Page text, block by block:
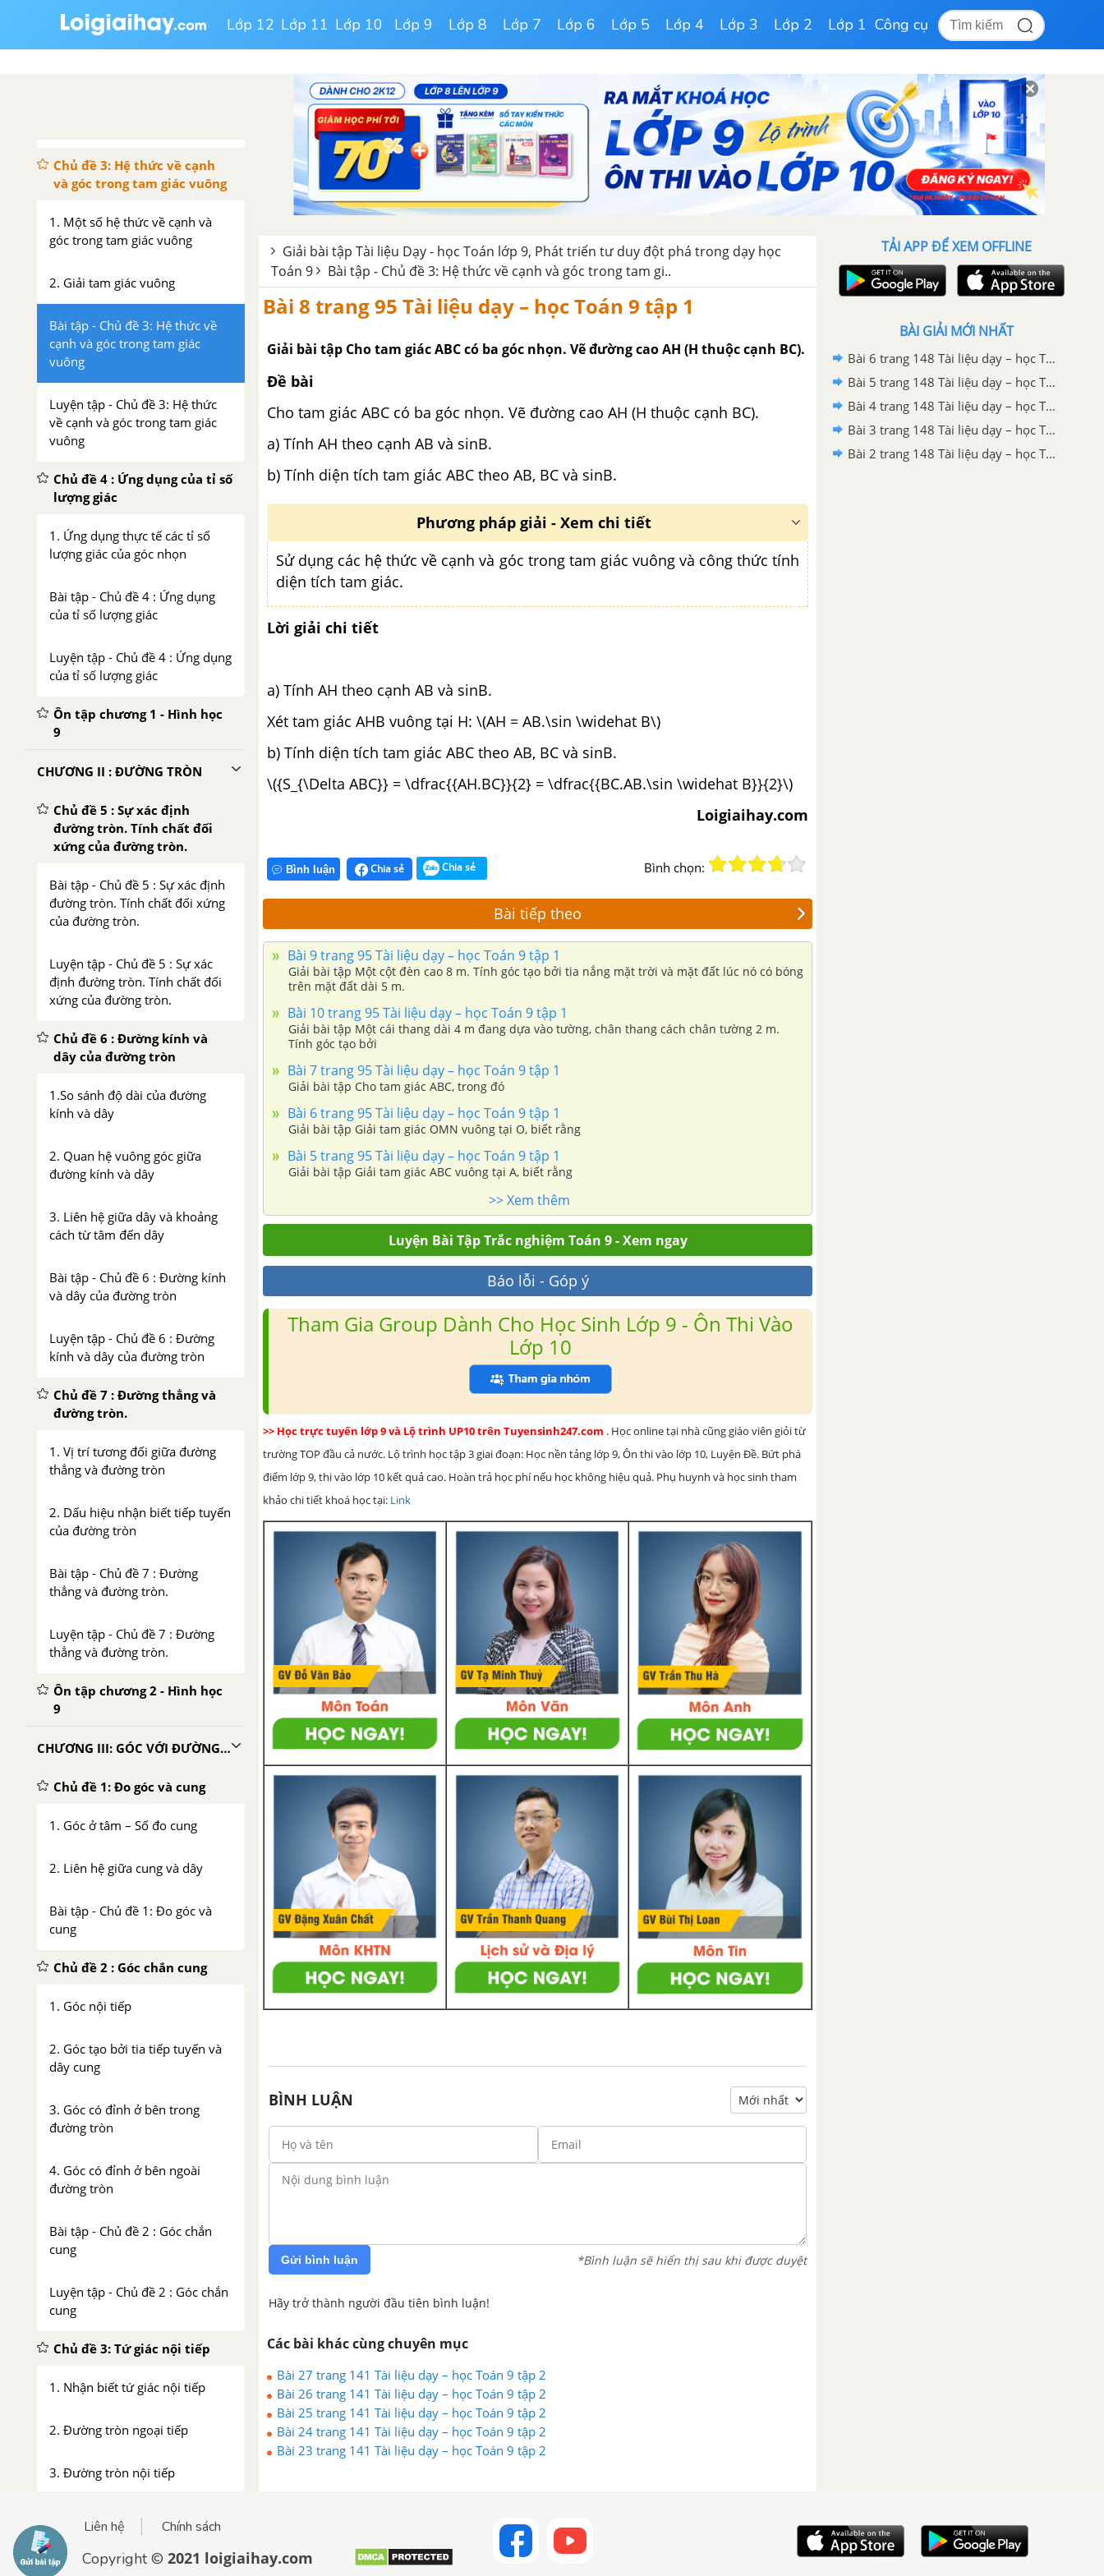
Lớp 12 Lớp 11 Lớp 10 Lớp 9 Lớp 8 Lớp 7 Lớp 6 Lớp 5 Lớp 4 Lớp 3 Lớp 2 Lớp 1 Công cụ
Bài tập - Chủ đề 2 : Tỉ số lượng
Chủ đề 3: Hệ thức về cạnh
và góc trong tam giác vuông
1. Một số hệ thức về cạnh và
góc trong tam giác vuông
2. Giải tam giác vuông
Bài tập - Chủ đề 3: Hệ thức về
cạnh và góc trong tam giác
vuông
Luyện tập - Chủ đề 3: Hệ thức
về cạnh và góc trong tam giác
vuông
Chủ đề 4 : Ứng dụng của tỉ số
lượng giác
1. Ứng dụng thực tế các tỉ số
lượng giác của góc nhọn
Bài tập - Chủ đề 4 : Ứng dụng
của tỉ số lượng giác
Luyện tập - Chủ đề 4 : Ứng dụng
của tỉ số lượng giác
Ôn tập chương 1 - Hình học
9
CHƯƠNG II : ĐƯỜNG TRÒN
Chủ đề 5 : Sự xác định
đường tròn. Tính chất đối
xứng của đường tròn.
Bài tập - Chủ đề 5 : Sự xác định
đường tròn. Tính chất đối xứng
của đường tròn.
Luyện tập - Chủ đề 5 : Sự xác
định đường tròn. Tính chất đối
xứng của đường tròn.
Chủ đề 6 : Đường kính và
dây của đường tròn
1.So sánh độ dài của đường
kính và dây
2. Quan hệ vuông góc giữa
đường kính và dây
3. Liên hệ giữa dây và khoảng
cách từ tâm đến dây
Bài tập - Chủ đề 6 : Đường kính
và dây của đường tròn
Luyện tập - Chủ đề 6 : Đường
kính và dây của đường tròn
Chủ đề 7 : Đường thẳng và
đường tròn.
1. Vị trí tương đối giữa đường
thẳng và đường tròn
2. Dấu hiệu nhận biết tiếp tuyến
của đường tròn
Bài tập - Chủ đề 7 : Đường
thẳng và đường tròn.
Luyện tập - Chủ đề 7 : Đường
thẳng và đường tròn.
Ôn tập chương 2 - Hình học
9
CHƯƠNG III: GÓC VỚI ĐƯỜNG TRÒN
Chủ đề 1: Đo góc và cung
1. Góc ở tâm – Số đo cung
2. Liên hệ giữa cung và dây
Bài tập - Chủ đề 1: Đo góc và
cung
Chủ đề 2 : Góc chắn cung
1. Góc nội tiếp
2. Góc tạo bởi tia tiếp tuyến và
dây cung
3. Góc có đỉnh ở bên trong
đường tròn
4. Góc có đỉnh ở bên ngoài
đường tròn
Bài tập - Chủ đề 2 : Góc chắn
cung
Luyện tập - Chủ đề 2 : Góc chắn
cung
Chủ đề 3: Tứ giác nội tiếp
1. Nhận biết tứ giác nội tiếp
2. Đường tròn ngoại tiếp
3. Đường tròn nội tiếp
Bài tập - Chủ đề 3: Tứ giác nội
tiếp
Chủ đề 4 : Chu vi và diện
Giải bài tập Tài liệu Dạy - học Toán lớp 9, Phát triển tư duy đột phá trong dạy học
Toán 9
Bài tập - Chủ đề 3: Hệ thức về cạnh và góc trong tam gi..
Bài 8 trang 95 Tài liệu dạy – học Toán 9 tập 1
Giải bài tập Cho tam giác ABC có ba góc nhọn. Vẽ đường cao AH (H thuộc cạnh BC).
Đề bài
Cho tam giác ABC có ba góc nhọn. Vẽ đường cao AH (H thuộc cạnh BC).
a) Tính AH theo cạnh AB và sinB.
b) Tính diện tích tam giác ABC theo AB, BC và sinB.
Phương pháp giải - Xem chi tiết
Sử dụng các hệ thức về cạnh và góc trong tam giác vuông và công thức tính
diện tích tam giác.
Lời giải chi tiết
a) Tính AH theo cạnh AB và sinB.
Xét tam giác AHB vuông tại H: \(AH = AB.\sin \widehat B\)
b) Tính diện tích tam giác ABC theo AB, BC và sinB.
\({S_{\Delta ABC}} = \dfrac{{AH.BC}}{2} = \dfrac{{BC.AB.\sin \widehat B}}{2}\)
Loigiaihay.com
Bình luận Chia sẻ Chia sẻ Bình chọn:
Bài tiếp theo
Bài 9 trang 95 Tài liệu dạy – học Toán 9 tập 1
Giải bài tập Một cột đèn cao 8 m. Tính góc tạo bởi tia nắng mặt trời và mặt đất lúc nó có bóng
trên mặt đất dài 5 m.
Bài 10 trang 95 Tài liệu dạy – học Toán 9 tập 1
Giải bài tập Một cái thang dài 4 m đang dựa vào tường, chân thang cách chân tường 2 m.
Tính góc tạo bởi
Bài 7 trang 95 Tài liệu dạy – học Toán 9 tập 1
Giải bài tập Cho tam giác ABC, trong đó
Bài 6 trang 95 Tài liệu dạy – học Toán 9 tập 1
Giải bài tập Giải tam giác OMN vuông tại O, biết rằng
Bài 5 trang 95 Tài liệu dạy – học Toán 9 tập 1
Giải bài tập Giải tam giác ABC vuông tại A, biết rằng
>> Xem thêm
Luyện Bài Tập Trắc nghiệm Toán 9 - Xem ngay
Báo lỗi - Góp ý
Tham Gia Group Dành Cho Học Sinh Lớp 9 - Ôn Thi Vào
Lớp 10
>> Học trực tuyến lớp 9 và Lộ trình UP10 trên Tuyensinh247.com . Học online tại nhà cũng giáo viên giỏi từ
trường TOP đầu cả nước. Lộ trình học tập 3 giai đoạn: Học nền tảng lớp 9, Ôn thi vào lớp 10, Luyện Đề. Bứt phá
điểm lớp 9, thi vào lớp 10 kết quả cao. Hoàn trả học phí nếu học không hiệu quả. Phụ huynh và học sinh tham
khảo chi tiết khoá học tại: Link
BÌNH LUẬN
Gửi bình luận *Bình luận sẽ hiển thị sau khi được duyệt
Hãy trở thành người đầu tiên bình luận!
Các bài khác cùng chuyên mục
Bài 27 trang 141 Tài liệu dạy – học Toán 9 tập 2
Bài 26 trang 141 Tài liệu dạy – học Toán 9 tập 2
Bài 25 trang 141 Tài liệu dạy – học Toán 9 tập 2
Bài 24 trang 141 Tài liệu dạy – học Toán 9 tập 2
Bài 23 trang 141 Tài liệu dạy – học Toán 9 tập 2
TẢI APP ĐỂ XEM OFFLINE
BÀI GIẢI MỚI NHẤT
Bài 6 trang 148 Tài liệu dạy – học Toán 9 tập 1
Bài 5 trang 148 Tài liệu dạy – học Toán 9 tập 1
Bài 4 trang 148 Tài liệu dạy – học Toán 9 tập 1
Bài 3 trang 148 Tài liệu dạy – học Toán 9 tập 1
Bài 2 trang 148 Tài liệu dạy – học Toán 9 tập 1
Liên hệ Chính sách
Copyright © 2021 loigiaihay.com